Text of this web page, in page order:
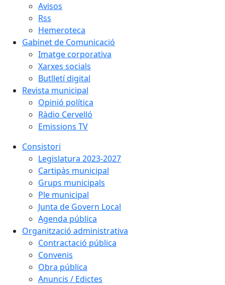
Avisos
Rss
Hemeroteca
Gabinet de Comunicació
Imatge corporativa
Xarxes socials
Butlletí digital
Revista municipal
Opinió política
Ràdio Cervelló
Emissions TV
Consistori
Legislatura 2023-2027
Cartipàs municipal
Grups municipals
Ple municipal
Junta de Govern Local
Agenda pública
Organització administrativa
Contractació pública
Convenis
Obra pública
Anuncis / Edictes